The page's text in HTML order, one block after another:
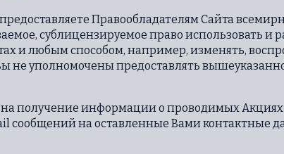
Правообладателям Сайта
сублицензируемое право использовать
и любым способом, например, изменять,
не уполномочены предоставлять
на получение информации о проводимых
сообщений на оставленные Вами контактные